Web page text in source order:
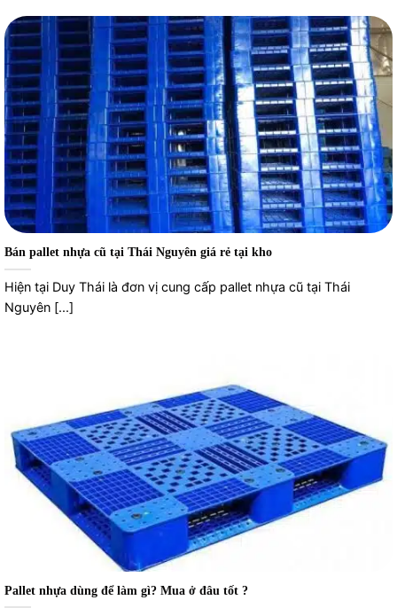
Bán pallet nhựa cũ tại Thái Nguyên giá rẻ tại kho
Hiện tại Duy Thái là đơn vị cung cấp pallet nhựa cũ tại Thái
Nguyên [...]
Pallet nhựa dùng để làm gì? Mua ở đâu tốt ?